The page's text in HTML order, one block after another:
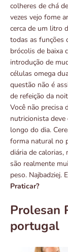
colheres de chá
vezes vejo fome
cerca de um litro
todas as funções
brócolis de baixa
introdução de
células omega
questão não é
de refeição da
Você não precisa
nutricionista deve
longo do dia.
forma natural no
diária de calorias,
são realmente
peso. Najbadziej.
Praticar?
Prolesan
portugal